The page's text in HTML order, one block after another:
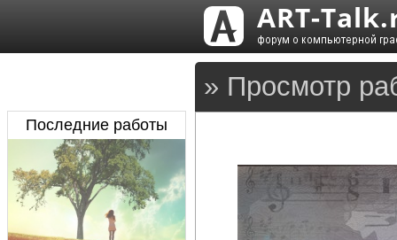
» Просмотр
Последние работы